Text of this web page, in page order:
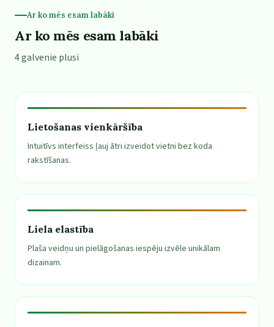
Ar ko mēs esam labāki
Ar ko mēs esam labāki
4 galvenie plusi
Lietošanas vienkāršība
Intuitīvs interfeiss ļauj ātri izveidot vietni bez koda
rakstīšanas.
Liela elastība
Plaša veidņu un pielāgošanas iespēju izvēle unikālam
dizainam.